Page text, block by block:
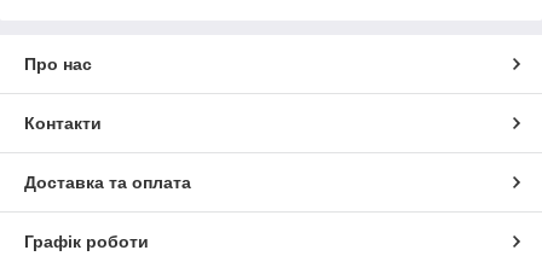
Про нас
Контакти
Доставка та оплата
Графік роботи